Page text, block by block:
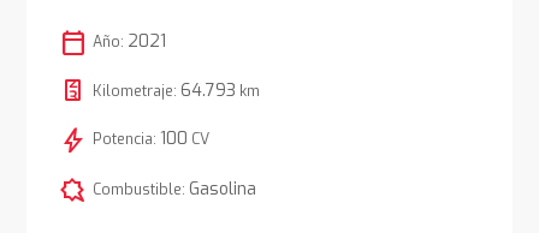
calendar_today Año: 2021
Kilometraje: 64.793 km
bolt Potencia: 100 CV
comic_bubble Combustible: Gasolina